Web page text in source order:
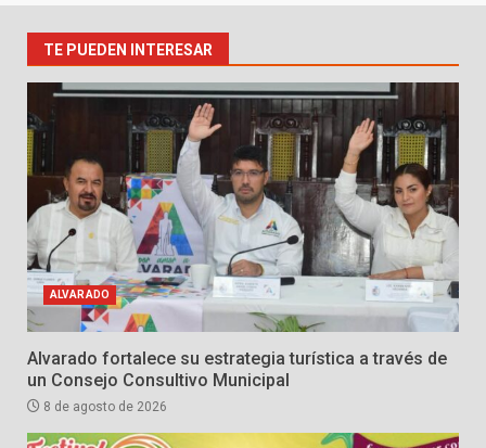
TE PUEDEN INTERESAR
ALVARADO
Alvarado fortalece su estrategia turística a través de
un Consejo Consultivo Municipal
8 de agosto de 2026